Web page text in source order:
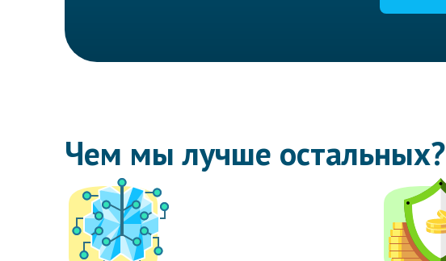
Чем мы лучше остальных?